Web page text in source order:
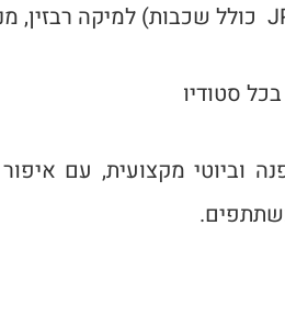
וביוטי מקצועית, עם איפור